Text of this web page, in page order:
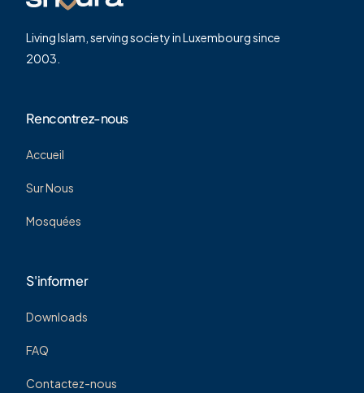
Living Islam, serving society in Luxembourg since
2003.
Rencontrez-nous
Accueil
Sur Nous
Mosquées
S'informer
Downloads
FAQ
Contactez-nous